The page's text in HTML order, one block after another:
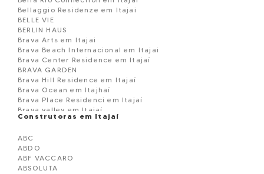
Bellaggio Residenze em Itajai
BELLE VIE
BERLIN HAUS
Brava Arts em Itajai
Brava Beach Internacional em Itajai
Brava Center Residence em Itajaí
BRAVA GARDEN
Brava Hill Residence em Itajaí
Brava Ocean em Itajhaí
Brava Place Residenci em Itajaí
Brava valley em Itajaí
Brava View em Itajaí
Brava Villi Soul Residence
Brooklyn 365 Residence em Itajaí
Camboriú Tower Residence em Itajaí
Casa à venda em Itajaí
Construtoras em Itajaí
ABC
ABDO
ABF VACCARO
ABSOLUTA